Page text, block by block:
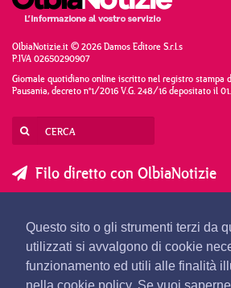
Questo sito o gli strumenti terzi da
utilizzati si avvalgono di cookie
funzionamento ed utili alle finalità
OlbiaNotizie.it © 2026 Damos Editore S.r.l.s
P.IVA 02650290907
Giornale quotidiano online iscritto nel registro stampa
Pausania, decreto n°1/2016 V.G. 248/16 depositato il
Filo diretto con OlbiaNotizie
SEGNALA UNA NOTIZIA
SEGNALA UN EVENTO